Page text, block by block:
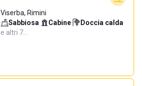
Viserba, Rimini
Sabbiosa· Cabine· Doccia calda·
e altri 7…